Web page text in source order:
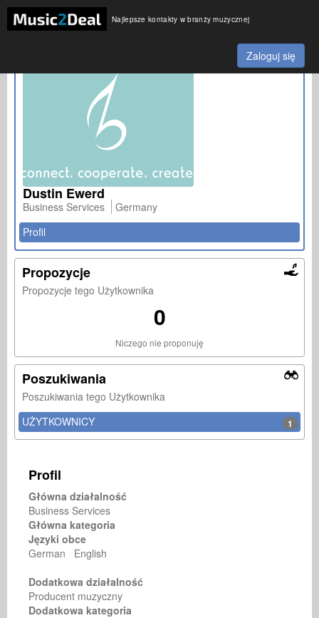
Najlepsze kontakty w branży muzycznej
Zaloguj się
Dustin Ewerd
Business Services
Germany
Profil
Propozycje
Propozycje tego Użytkownika
0
Niczego nie proponuję
Poszukiwania
Poszukiwania tego Użytkownika
UŻYTKOWNICY
1
Profil
Główna działalność
Business Services
Główna kategoria
Języki obce
German English
Dodatkowa działalność
Producent muzyczny
Dodatkowa kategoria